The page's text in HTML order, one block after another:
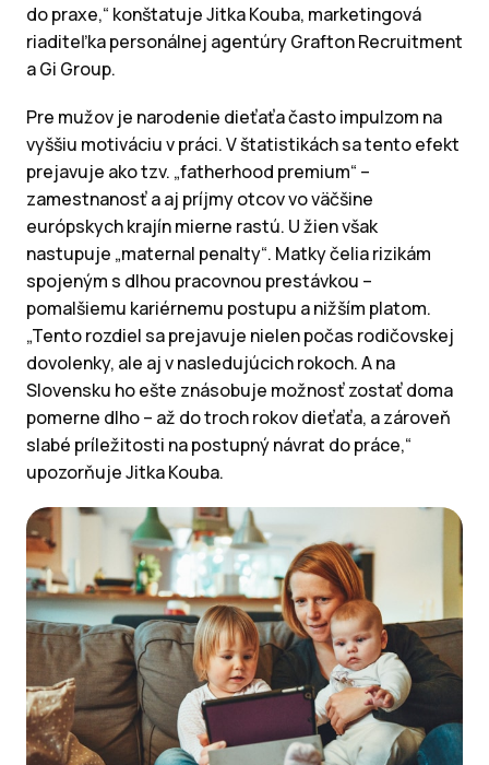
do praxe,“ konštatuje Jitka Kouba, marketingová
riaditeľka personálnej agentúry Grafton Recruitment
a Gi Group.
Pre mužov je narodenie dieťaťa často impulzom na
vyššiu motiváciu v práci. V štatistikách sa tento efekt
prejavuje ako tzv. „fatherhood premium“ –
zamestnanosť a aj príjmy otcov vo väčšine
európskych krajín mierne rastú. U žien však
nastupuje „maternal penalty“. Matky čelia rizikám
spojeným s dlhou pracovnou prestávkou –
pomalšiemu kariérnemu postupu a nižším platom.
„Tento rozdiel sa prejavuje nielen počas rodičovskej
dovolenky, ale aj v nasledujúcich rokoch. A na
Slovensku ho ešte znásobuje možnosť zostať doma
pomerne dlho – až do troch rokov dieťaťa, a zároveň
slabé príležitosti na postupný návrat do práce,“
upozorňuje Jitka Kouba.